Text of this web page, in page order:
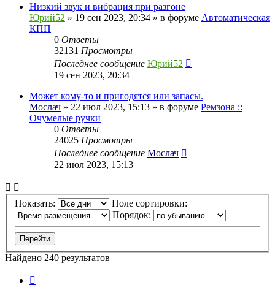
Низкий звук и вибрация при разгоне
Юрий52 » 19 сен 2023, 20:34 » в форуме Автоматическая
КПП
0 Ответы
32131 Просмотры
Последнее сообщение Юрий52
19 сен 2023, 20:34
Может кому-то и пригодятся или запасы.
Мослач » 22 июл 2023, 15:13 » в форуме Ремзона ::
Очумелые ручки
0 Ответы
24025 Просмотры
Последнее сообщение Мослач
22 июл 2023, 15:13
Показать:
Поле сортировки:
Порядок:
Найдено 240 результатов